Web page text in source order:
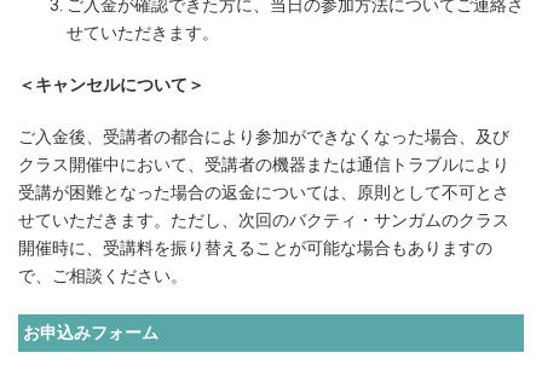
ご入金が確認できた方に、当日の参加方法についてご連絡さ
せていただきます。
＜キャンセルについて＞
ご入金後、受講者の都合により参加ができなくなった場合、及び
クラス開催中において、受講者の機器または通信トラブルにより
受講が困難となった場合の返金については、原則として不可とさ
せていただきます。ただし、次回のバクティ・サンガムのクラス
開催時に、受講料を振り替えることが可能な場合もありますの
で、ご相談ください。
お申込みフォーム